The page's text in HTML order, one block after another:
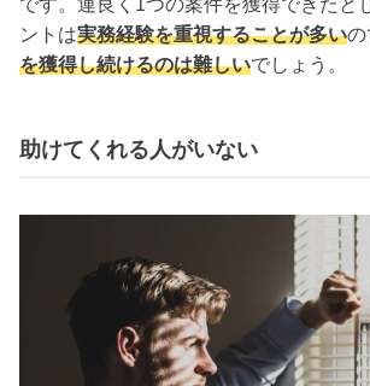
です。運良く1つの案件を獲得できたと
ントは実務経験を重視することが多いの
を獲得し続けるのは難しいでしょう。
助けてくれる人がいない